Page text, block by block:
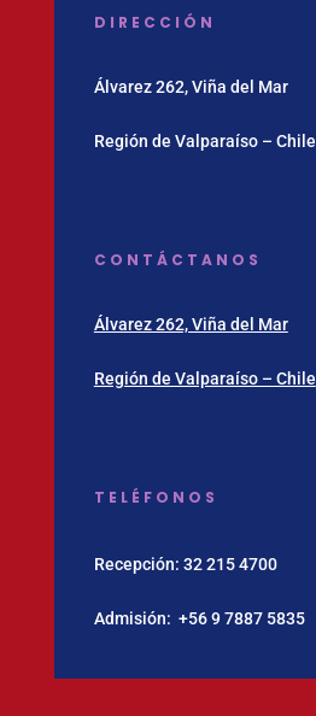
DIRECCIÓN
Álvarez 262, Viña del Mar
Región de Valparaíso – Chile
CONTÁCTANOS
Álvarez 262, Viña del Mar
Región de Valparaíso – Chile
TELÉFONOS
Recepción: 32 215 4700
Admisión: ‪+56 9 7887 5835